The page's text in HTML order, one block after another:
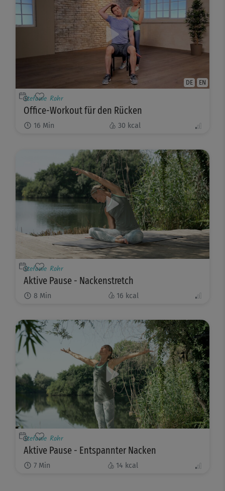
DE EN
Stefanie Rohr
Office-Workout für den Rücken
16 Min 30 kcal
Stefanie Rohr
Aktive Pause - Nackenstretch
8 Min 16 kcal
Stefanie Rohr
Aktive Pause - Entspannter Nacken
7 Min 14 kcal